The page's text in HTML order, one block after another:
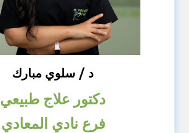
د / سلوي مبارك
دكتور علاج طبيعي
فرع نادي المعادي